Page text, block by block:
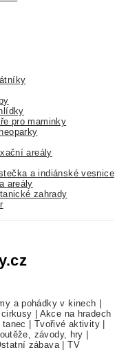
pro maminky
areály
a indiánské vesnice
areály
zahrady
a pohádky v kinech |
| Akce na hradech
| Tvořivé aktivity |
závody, hry |
zábava |TV